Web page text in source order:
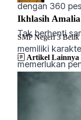
dengan 360
Tak berhenti
memiliki
memerlukan
Sebagai
permasalahan
belajar. Ketika
Ikhlasih
SMP Negeri 3 Belik
Artikel Lainnya